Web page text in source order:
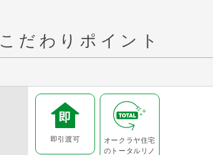
こだわりポイント
即引渡可
オークラヤ住宅
のトータルリノ